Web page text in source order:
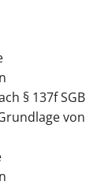
§ 137f SGB
von